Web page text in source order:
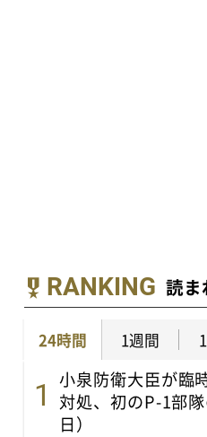
RANKING 読ま
24時間 1週間
小泉防衛大臣が
対処、初のP-1部
日）